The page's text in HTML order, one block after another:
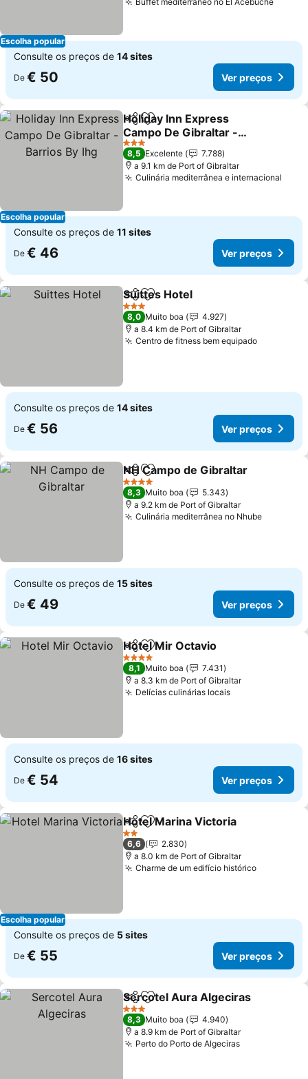
Escolha popular
Ver
Consulte os preços de 14 sites
De € 50 Ver preços
Escolha popular
PartilharAdicionar aos favoritos
Holiday Inn Express
Campo De Gibraltar -
Barrios By Ihg
Ver preços
3 Estrelas
8,5 Excelente
7.788
a 9.1 km de Port of Gibraltar
Culinária mediterrânea e internacional
Consulte os preços de 11 sites
De € 46 Ver preços
PartilharAdicionar aos favoritos
Suittes Hotel
3 Estrelas
8,0 Muito boa
4.927
a 8.4 km de Port of Gibraltar
Centro de fitness bem equipadoVer
Consulte os preços de 14 sites
De € 56 Ver preços
PartilharAdicionar aos favoritos
NH Campo de Gibraltar
4 Estrelas
8,3 Muito boa
5.343
a 9.2 km de Port of Gibraltar
Culinária mediterrânea no NhubeVer
Consulte os preços de 15 sites
De € 49 Ver preços
PartilharAdicionar aos favoritos
Hotel Mir Octavio
4 Estrelas
8,1 Muito boa
7.431
a 8.3 km de Port of Gibraltar
Delícias culinárias locaisVer preços
Consulte os preços de 16 sites
De € 54 Ver preços
Escolha popular
PartilharAdicionar aos favoritos
Hotel Marina Victoria
2 Estrelas
6,6
2.830
a 8.0 km de Port of Gibraltar
Charme de um edifício históricoVer
Consulte os preços de 5 sites
De € 55 Ver preços
PartilharAdicionar aos favoritos
Sercotel Aura Algeciras
3 Estrelas
8,3 Muito boa
4.940
a 8.9 km de Port of Gibraltar
Perto do Porto de AlgecirasVer preços